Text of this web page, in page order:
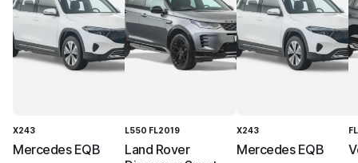
X243
Mercedes EQB
L550 FL2019
Land Rover
X243
Mercedes EQB